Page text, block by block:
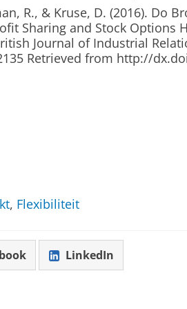
R., & Kruse, D. (2016). Do
Sharing and Stock Options
Journal of Industrial
Retrieved from http://
, Flexibiliteit
LinkedIn